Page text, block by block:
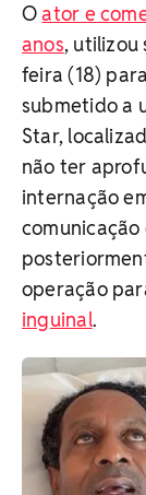
Oator e
anos, utilizou
feira (18)
submetido a
Star,
não ter
internação
operação
inguinal.